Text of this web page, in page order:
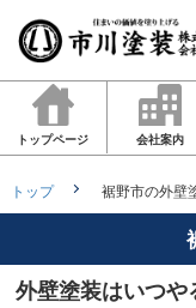
トップページ 会社案内
トップ 裾野市の外壁
外壁塗装はいつ